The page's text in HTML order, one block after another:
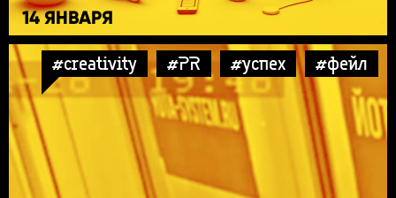
14 ЯНВАРЯ
#creativity #PR #успех #фейл